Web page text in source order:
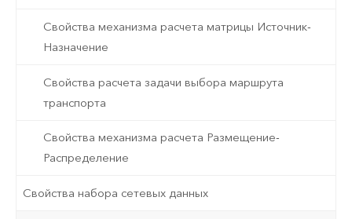
Свойства механизма расчета матрицы Источник-
Назначение
Свойства расчета задачи выбора маршрута
транспорта
Свойства механизма расчета Размещение-
Распределение
Свойства набора сетевых данных